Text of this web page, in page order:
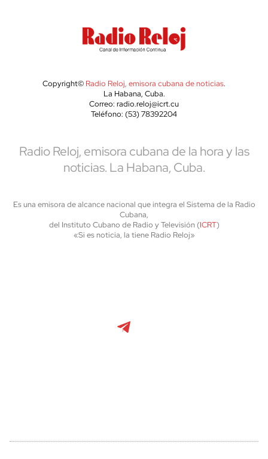
Copyright© Radio Reloj, emisora cubana de noticias.
La Habana, Cuba.
Correo: radio.reloj@icrt.cu
Teléfono: (53) 78392204
Radio Reloj, emisora cubana de la hora y las
noticias. La Habana, Cuba.
Es una emisora de alcance nacional que integra el Sistema de la Radio
Cubana,
del Instituto Cubano de Radio y Televisión (ICRT)
«Si es noticia, la tiene Radio Reloj»